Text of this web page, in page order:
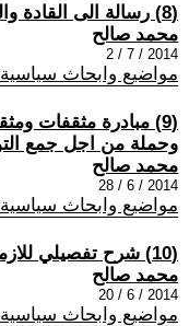
(8) رسالة الى القادة والزعماء السياسيين والدينيين
محمد صالح
2014 / 7 / 2
مواضيع وابحاث سياسية
(9) مبادرة مثقفات
وحملة من اجل جمع
محمد صالح
2014 / 6 / 28
مواضيع وابحاث سياسية
(10) شرح تفصيلي للازمة في العراق وتطوراتها
محمد صالح
2014 / 6 / 20
مواضيع وابحاث سياسية